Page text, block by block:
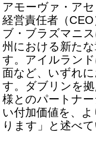
アモーヴァ・ア
経営責任者（
ブ・ブラズマニ
州における新た
す。アイルラン
面など、いずれ
す。ダブリンを
様とのパートナ
い付加価値を、
ります」と述べて